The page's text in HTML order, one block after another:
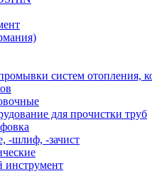
систем отопления,
для прочистки труб
-шлиф, -зачист
инструмент